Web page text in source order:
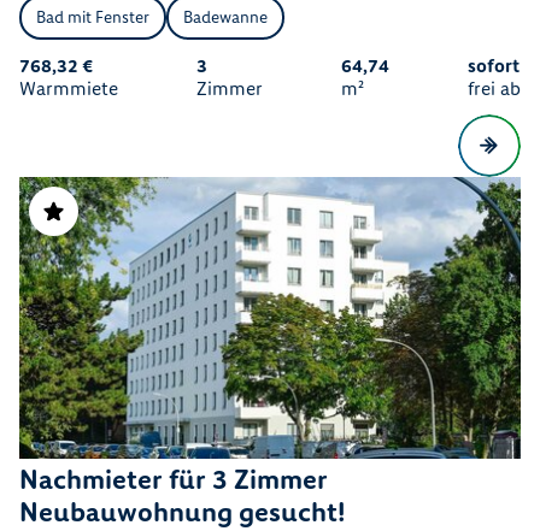
Bad mit Fenster Badewanne
768,32 €
Warmmiete
3
Zimmer
64,74
m²
sofort
frei ab
Nachmieter für 3 Zimmer
Neubauwohnung gesucht!